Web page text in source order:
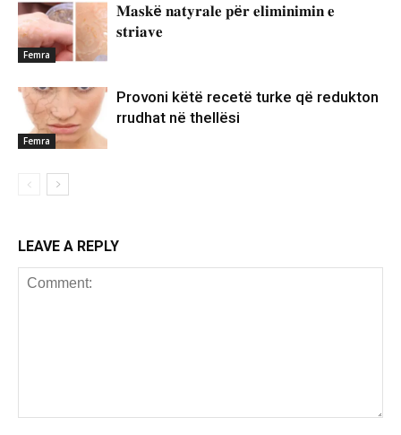
Femra
𝐌𝐚𝐬𝐤ë 𝐧𝐚𝐭𝐲𝐫𝐚𝐥𝐞 𝐩ë𝐫 𝐞𝐥𝐢𝐦𝐢𝐧𝐢𝐦𝐢𝐧 𝐞
𝐬𝐭𝐫𝐢𝐚𝐯𝐞
Femra
Provoni këtë recetë turke që redukton
rrudhat në thellësi
LEAVE A REPLY